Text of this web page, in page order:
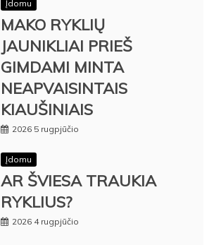
Įdomu
MAKO RYKLIŲ
JAUNIKLIAI PRIEŠ
GIMDAMI MINTA
NEAPVAISINTAIS
KIAUŠINIAIS
2026 5 rugpjūčio
Įdomu
AR ŠVIESA TRAUKIA
RYKLIUS?
2026 4 rugpjūčio